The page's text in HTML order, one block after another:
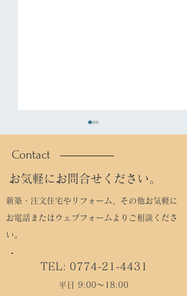
Contact
お気軽にお問合せください。
新築・注文住宅やリフォーム、その他お気軽に
お電話またはウェブフォームよりご相談くださ
い。
TEL: 0774-21-4431
平日 9:00～18:00